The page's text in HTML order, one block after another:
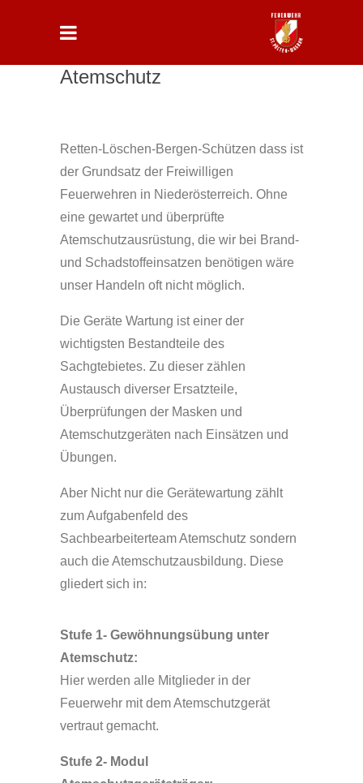
Atemschutz
Retten-Löschen-Bergen-Schützen dass ist
der Grundsatz der Freiwilligen
Feuerwehren in Niederösterreich. Ohne
eine gewartet und überprüfte
Atemschutzausrüstung, die wir bei Brand-
und Schadstoffeinsatzen benötigen wäre
unser Handeln oft nicht möglich.
Die Geräte Wartung ist einer der
wichtigsten Bestandteile des
Sachgtebietes. Zu dieser zählen
Austausch diverser Ersatzteile,
Überprüfungen der Masken und
Atemschutzgeräten nach Einsätzen und
Übungen.
Aber Nicht nur die Gerätewartung zählt
zum Aufgabenfeld des
Sachbearbeiterteam Atemschutz sondern
auch die Atemschutzausbildung. Diese
gliedert sich in:
Stufe 1- Gewöhnungsübung unter
Atemschutz:
Hier werden alle Mitglieder in der
Feuerwehr mit dem Atemschutzgerät
vertraut gemacht.
Stufe 2- Modul